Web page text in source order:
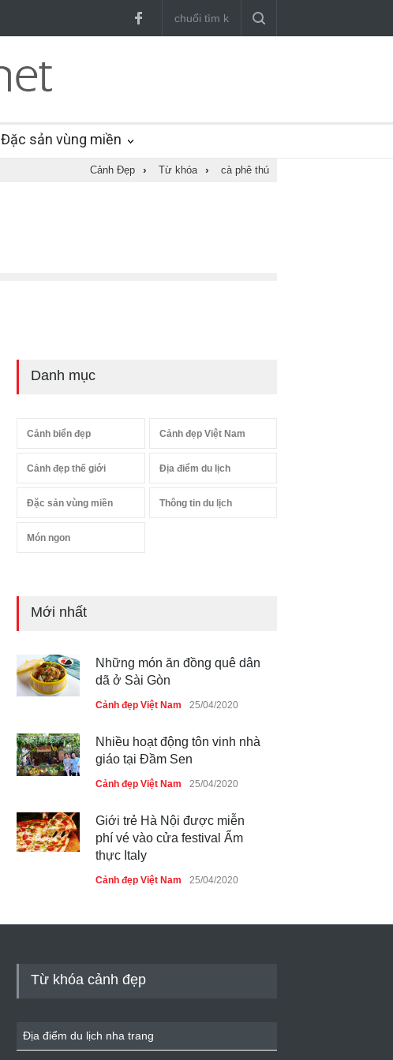
Đặc sản vùng miền
Cảnh Đẹp › Từ khóa › cà phê thú
Danh mục
Cảnh biển đẹp Cảnh đẹp Việt Nam
Cảnh đẹp thế giới Địa điểm du lịch
Đặc sản vùng miền Thông tin du lịch
Món ngon
Mới nhất
Những món ăn đồng quê dân
dã ở Sài Gòn
Cảnh đẹp Việt Nam 25/04/2020
Nhiều hoạt động tôn vinh nhà
giáo tại Đầm Sen
Cảnh đẹp Việt Nam 25/04/2020
Giới trẻ Hà Nội được miễn
phí vé vào cửa festival Ẩm
thực Italy
Cảnh đẹp Việt Nam 25/04/2020
Cảnh đẹp Việt Nam
Từ khóa cảnh đẹp
Địa điểm du lịch nha trang